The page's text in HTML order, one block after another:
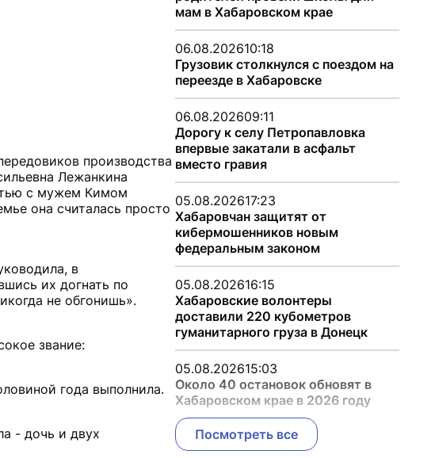
производства
Лежанкина
с мужем Кимом
она считалась просто
в
их догнать по
не обгонишь».
звание:
года выполнила.
- дочь и двух
мам в Хабаровском крае
06.08.202610:18
Грузовик столкнулся с поездом на
переезде в Хабаровске
06.08.202609:11
Дорогу к селу Петропавловка
впервые закатали в асфальт
вместо гравия
05.08.202617:23
Хабаровчан защитят от
кибермошенников новым
федеральным законом
05.08.202616:15
Хабаровские волонтеры
доставили 220 кубометров
гуманитарного груза в Донецк
05.08.202615:03
Около 40 остановок обновят в
Хабаровском крае в 2026 году
Посмотреть все